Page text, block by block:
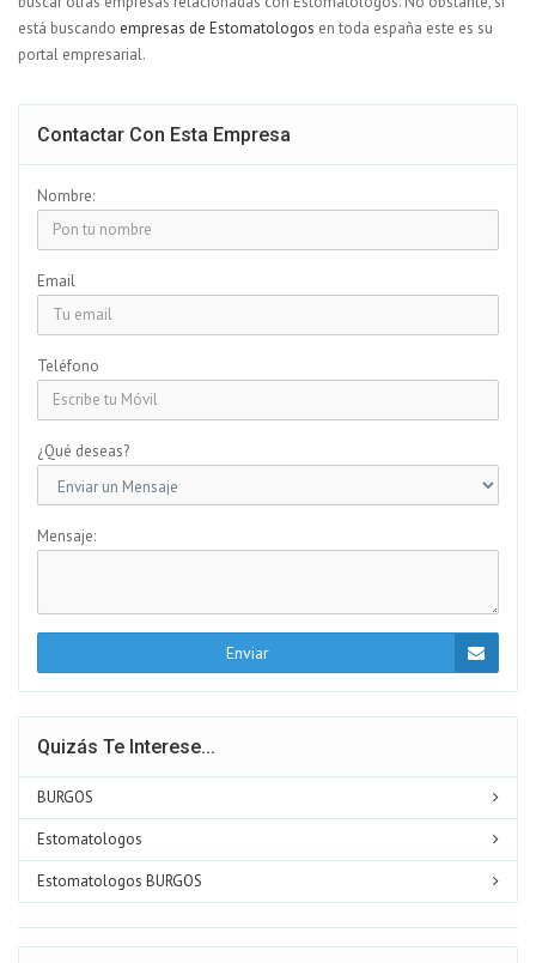
está buscando empresas de Estomatologos en toda españa este es su
portal empresarial.
Contactar Con Esta Empresa
Nombre:
Email
Teléfono
¿Qué deseas?
Mensaje:
Enviar
Quizás Te Interese...
BURGOS
Estomatologos
Estomatologos BURGOS